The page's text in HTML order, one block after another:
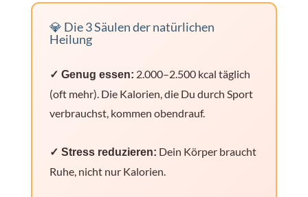
💎 Die 3 Säulen der natürlichen
Heilung
✓ Genug essen: 2.000–2.500 kcal täglich
(oft mehr). Die Kalorien, die Du durch Sport
verbrauchst, kommen obendrauf.
✓ Stress reduzieren: Dein Körper braucht
Ruhe, nicht nur Kalorien.